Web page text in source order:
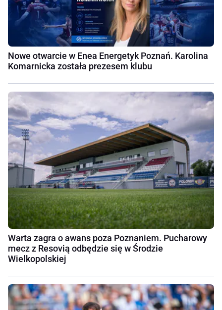
Nowe otwarcie w Enea Energetyk Poznań. Karolina
Komarnicka została prezesem klubu
Warta zagra o awans poza Poznaniem. Pucharowy
mecz z Resovią odbędzie się w Środzie
Wielkopolskiej